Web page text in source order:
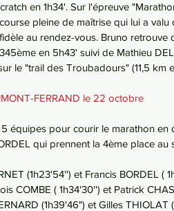
en 1h34'. Sur l'épreuve
pleine de maîtrise qui lui a
au rendez-vous. Bruno
en 5h43' suivi de Mathieu
le "trail des Troubadours" (11,5 km
FERRAND le 22 octobre
équipes pour courir le marathon
qui prennent la 4ème place
(1h23'54'') et Francis BORDEL (
COMBE ( 1h34'30'') et Patrick
(1h39'46") et Gilles THIOLAT